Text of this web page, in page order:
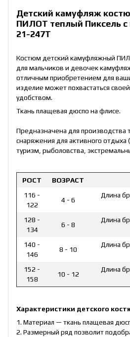
Детский камуфляж
ПИЛОТ теплый Пиксель
21-247Т
Костюм детский камуфляжный
для мальчиков и девочек
отличным приобретением для
изделие может похвастаться
удобством.
Ткань плащевая дюспо на флисе.
Предназначена для производства
снаряжения для активного отдыха
туризм, рыболовства,
РОСТ ВОЗРАСТ
116 -
122
4 - 6
Длина
128 -
134
6 - 8
Длина
140 -
146
8 - 10
Длина
152 -
158
10 - 12
Длина
Характеристики детского
1. Материал — ткань плащевая
2. Размерный ряд позволит